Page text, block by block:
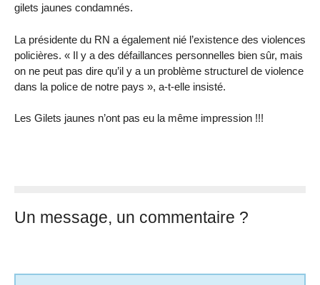
gilets jaunes condamnés.
La présidente du RN a également nié l’existence des violences
policières. « Il y a des défaillances personnelles bien sûr, mais
on ne peut pas dire qu’il y a un problème structurel de violence
dans la police de notre pays », a-t-elle insisté.
Les Gilets jaunes n’ont pas eu la même impression !!!
Un message, un commentaire ?